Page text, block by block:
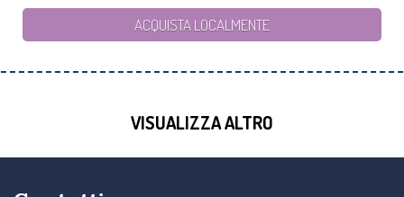
ACQUISTA LOCALMENTE
VISUALIZZA ALTRO